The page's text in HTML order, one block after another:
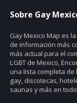
Sobre Gay
Gay Mexico Map es
de información más
más actual para el
LGBT de Mexico,
una lista completa de
gay, discotecas,
saunas y más en